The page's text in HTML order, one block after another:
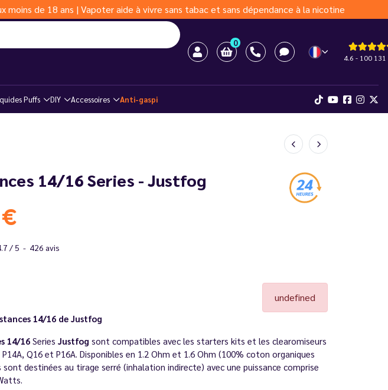
de 18 ans | Vapoter aide à vivre sans tabac et sans dépendance à la nicotine
0
4.6 - 100 131
Puffs DIY Accessoires Anti-gaspi
14/16 Series - Justfog
/ 5 - 426 avis
undefined
14/16 de Justfog
14/16Series Justfog sont compatibles avec les starters kits et les clearomiseurs
P14A, Q16 et P16A. Disponibles en 1.2 Ohm et 1.6 Ohm (100% coton organiques
sont destinées au tirage serré (inhalation indirecte) avec une puissance comprise